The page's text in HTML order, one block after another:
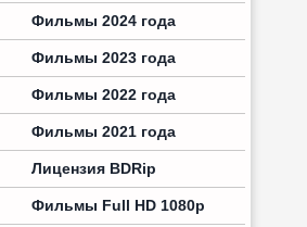
Фильмы 2024 года
Фильмы 2023 года
Фильмы 2022 года
Фильмы 2021 года
Лицензия BDRip
Фильмы Full HD 1080p